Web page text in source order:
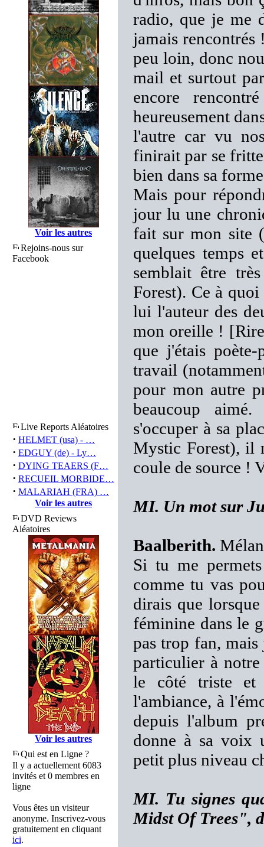
Voir les autres
Rejoins-nous sur
Facebook
Live Reports Aléatoires
· HELMET (usa) - …
· EDGUY (de) - Ly…
· DYING TEAERS (F…
· RECUEIL MORBIDE…
· MALARIAH (FRA) …
Voir les autres
DVD Reviews
Aléatoires
Voir les autres
Qui est en Ligne ?
Il y a actuellement 6083
invités et 0 membres en
ligne
Vous êtes un visiteur
anonyme. Inscrivez-vous
gratuitement en cliquant
ici.
radio, que je me
jamais
peu loin, donc
mail et surtout
encore
heureusement
l'autre car vu
finirait par se
bien dans sa
Mais pour
jour lu une
fait sur mon site
quelques temps
semblait être
Forest). Ce à
lui l'auteur des
mon oreille !
que j'étais
travail
pour mon autre
beaucoup
s'occuper à sa
Mystic Forest), il
coule de source !
MI. Un mot sur
Baalberith.
Si tu me
comme tu vas
dirais que
féminine dans le
pas trop fan,
particulier à notre
le côté triste et
l'ambiance, à
depuis l'album
donne à sa voix
petit plus niveau
MI. Tu signes
Midst Of Trees",